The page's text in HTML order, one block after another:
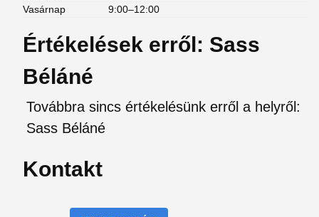
Vasárnap
9:00–12:00
Értékelések erről: Sass
Béláné
Továbbra sincs értékelésünk erről a helyről:
Sass Béláné
Kontakt